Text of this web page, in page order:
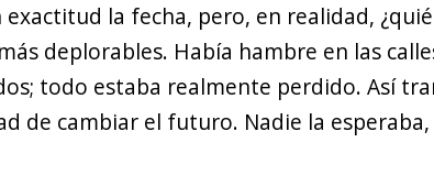
la fecha, pero, en realidad,
deplorables. Había hambre en las
todo estaba realmente perdido. Así
de cambiar el futuro. Nadie la